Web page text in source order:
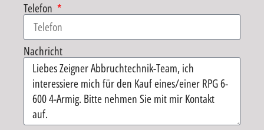
Telefon
Nachricht